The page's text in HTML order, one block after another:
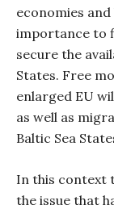
economies
importance to
secure the
States. Free
enlarged EU
as well as
Baltic Sea
In this context
the issue that